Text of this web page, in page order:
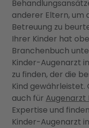
anderer Eltern, um
Betreuung zu
Ihrer Kinder hat
Branchenbuch
Kinder-Augenarzt
zu finden, der die
Kind
auch für Augenarzt
Expertise und
Kinder-Augenarzt